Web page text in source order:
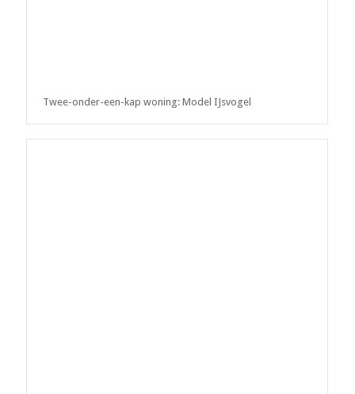
Twee-onder-een-kap woning: Model IJsvogel